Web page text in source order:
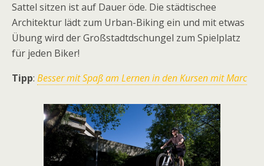
Sattel sitzen ist auf Dauer öde. Die städtischee
Architektur lädt zum Urban-Biking ein und mit etwas
Übung wird der Großstadtdschungel zum Spielplatz
für jeden Biker!
Tipp: Besser mit Spaß am Lernen in den Kursen mit Marc